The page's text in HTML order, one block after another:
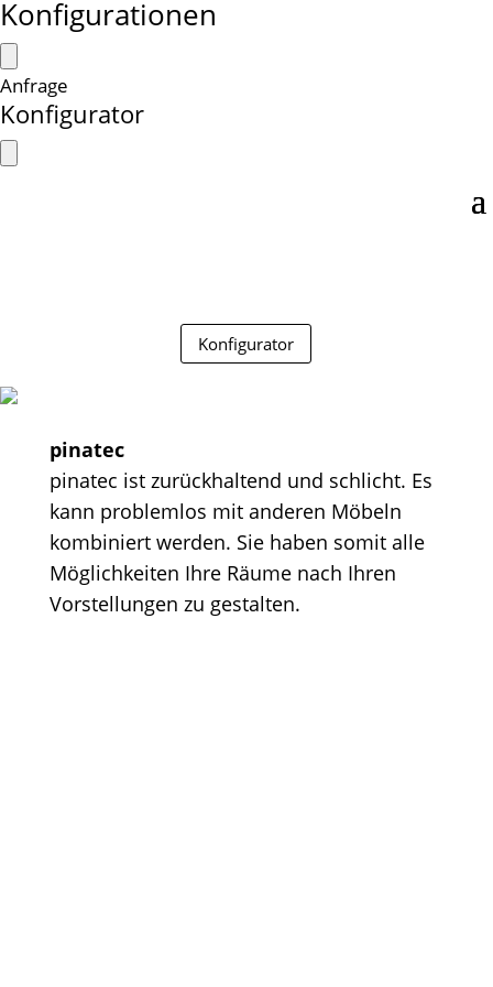
Konfigurationen
Anfrage
Konfigurator
Konfigurator
pinatec
pinatec ist zurückhaltend und schlicht. Es
kann problemlos mit anderen Möbeln
kombiniert werden. Sie haben somit alle
Möglichkeiten Ihre Räume nach Ihren
Vorstellungen zu gestalten.